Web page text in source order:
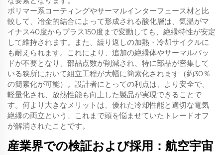
ポリマー系コーティングやサーマルインターフェース材と比
較して、冶金的結合によって形成される酸化層は、気温がマ
イナス40度からプラス150度まで変動しても、絶縁特性が安定
して維持されます。また、繰り返しの加熱・冷却サイクルに
も耐えられます。これにより、追加の絶縁体やサーマルパッ
ドが不要となり、部品点数が削減され、特に部品が密集して
いる狭所において組立工程が大幅に簡素化されます（約30％
の簡素化が可能）。設計者にとっての利点は、より安全で、
軽量化され、放熱性能も向上した製品が実現できることで
す。何より大きなメリットは、優れた冷却性能と適切な電気
絶縁の両立という、これまで頭を悩ませていたトレードオフ
が解消されたことです。
産業界での検証および採用：航空宇宙